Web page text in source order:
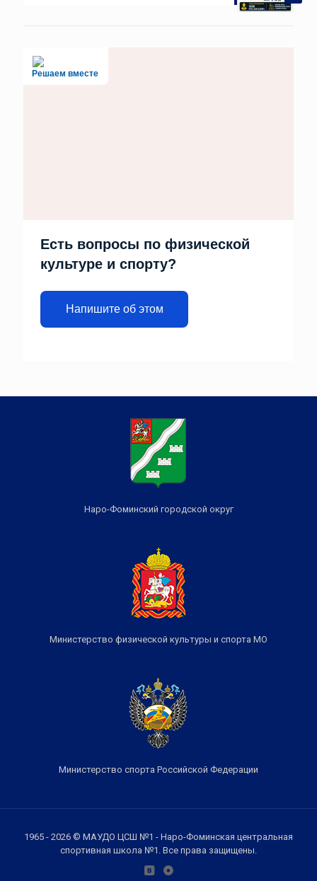
Решаем вместе
Есть вопросы по физической
культуре и спорту?
Напишите об этом
Наро-Фоминский городской округ
Министерство физической культуры и спорта МО
Министерство спорта Российской Федерации
1965 - 2026 © МАУДО ЦСШ №1 - Наро-Фоминская центральная
спортивная школа №1. Все права защищены.